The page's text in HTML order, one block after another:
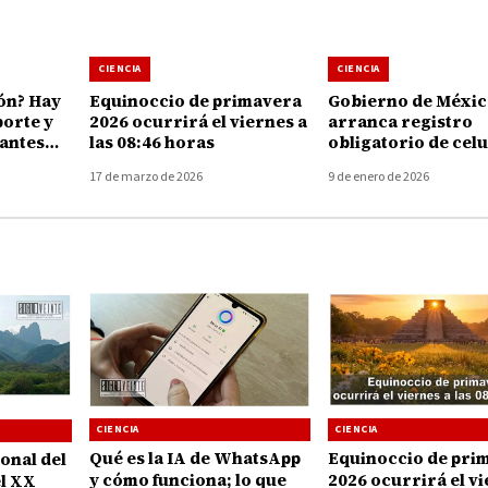
Hay
y
CIENCIA
Equinoccio de primavera
2026 ocurrirá el viernes a
las 08:46 horas
17 de marzo de 2026
CIENCIA
Gobierno de
arranca registro
obligatorio de
podría quedarse
9 de enero de 2026
del
XX
CIENCIA
Qué es la IA de WhatsApp
y cómo funciona; lo que
CIENCIA
Equinoccio de
2026 ocurrirá el